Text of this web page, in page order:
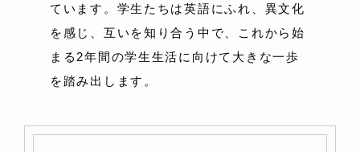
ています。学生たちは英語にふれ、異文化
を感じ、互いを知り合う中で、これから始
まる2年間の学生生活に向けて大きな一歩
を踏み出します。